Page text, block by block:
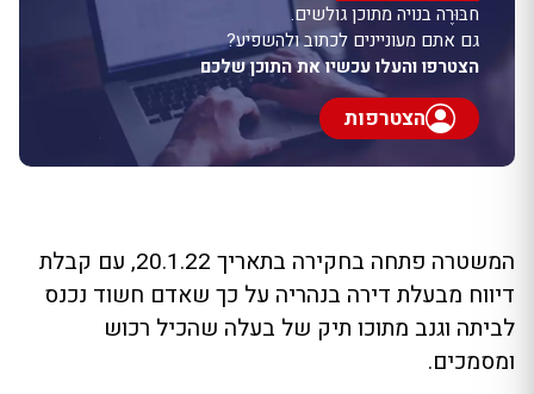
חבּוּרֶה בנויה מתוכן גולשים.
גם אתם מעוניינים לכתוב ולהשפיע?
הצטרפו והעלו עכשיו את התוכן שלכם
הצטרפות
המשטרה פתחה בחקירה בתאריך 20.1.22, עם קבלת
דיווח מבעלת דירה בנהריה על כך שאדם חשוד נכנס
לביתה וגנב מתוכו תיק של בעלה שהכיל רכוש
ומסמכים.